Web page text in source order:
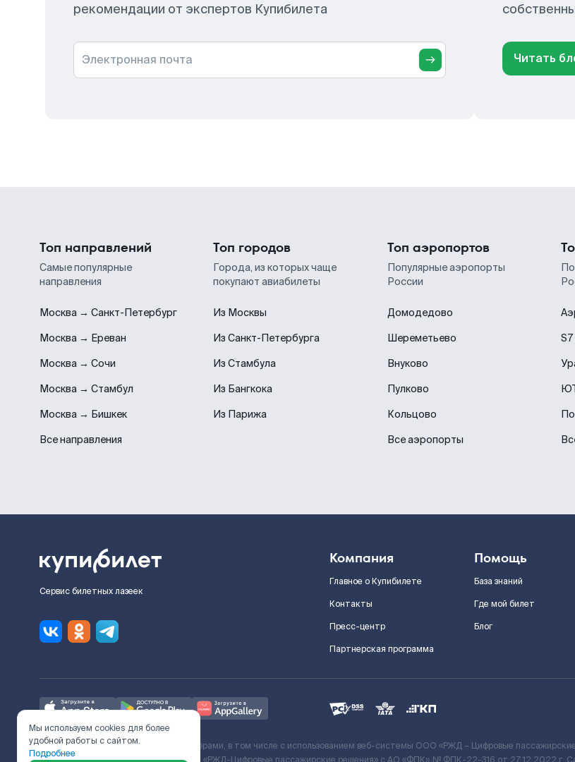
рекомендации от экспертов Купибилета
Электронная почта Читать
Топ направлений
Самые популярные
направления
Москва → Санкт-Петербург
Москва → Ереван
Москва → Сочи
Москва → Стамбул
Москва → Бишкек
Все направления
Топ городов
Города, из которых чаще
покупают авиабилеты
Из Москвы
Из Санкт-Петербурга
Из Стамбула
Из Бангкока
Из Парижа
Топ аэропортов
Популярные аэропорты
России
Домодедово
Шереметьево
Внуково
Пулково
Кольцово
Все аэропорты
Сервис билетных лазеек
Компания
Главное о Купибилете
Контакты
Пресс-центр
Партнерская программа
Помощь
База знаний
Где мой билет
Блог
Ж/Д билеты предоставляются партнёрами, в том числе с использованием веб-системы ООО «РЖД – Цифровые
Мы используем cookies для более
удобной работы с сайтом.
Подробнее